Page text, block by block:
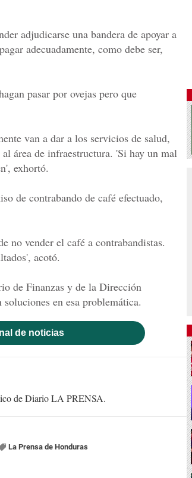
adjudicarse una bandera de apoyar a
adecuadamente, como debe ser,
pasar por ovejas pero que
van a dar a los servicios de salud,
área de infraestructura. 'Si hay un mal
exhortó.
de contrabando de café efectuado,
no vender el café a contrabandistas.
acotó.
de Finanzas y de la Dirección
en esa problemática.
de noticias
de Diario LA PRENSA.
La Prensa de Honduras